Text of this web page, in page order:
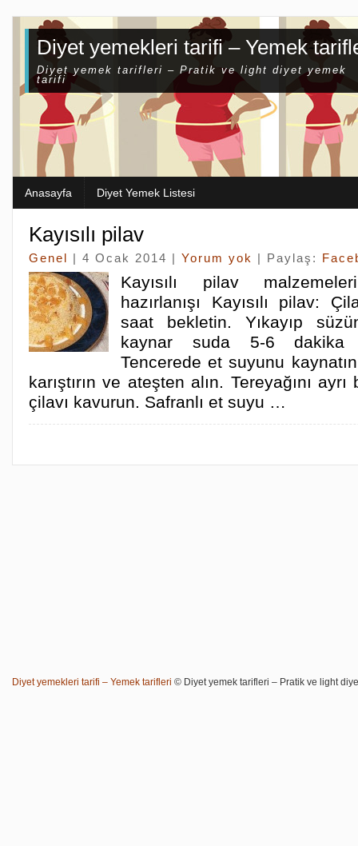
Diyet yemekleri tarifi – Yemek
Diyet yemek tarifleri – Pratik ve light diyet yemek
tarifi
Anasayfa Diyet Yemek Listesi
Kayısılı pilav
Genel | 4 Ocak 2014 | Yorum yok | Paylaş:
Kayısılı pilav
hazırlanışı Kayısılı pilav:
saat bekletin. Yıkayıp
kaynar suda 5-6 dakika
Tencerede et suyunu
karıştırın ve ateşten alın. Tereyağını
çilavı kavurun. Safranlı et suyu …
Diyet yemekleri tarifi – Yemek tarifleri © Diyet yemek tarifleri – Pratik ve light